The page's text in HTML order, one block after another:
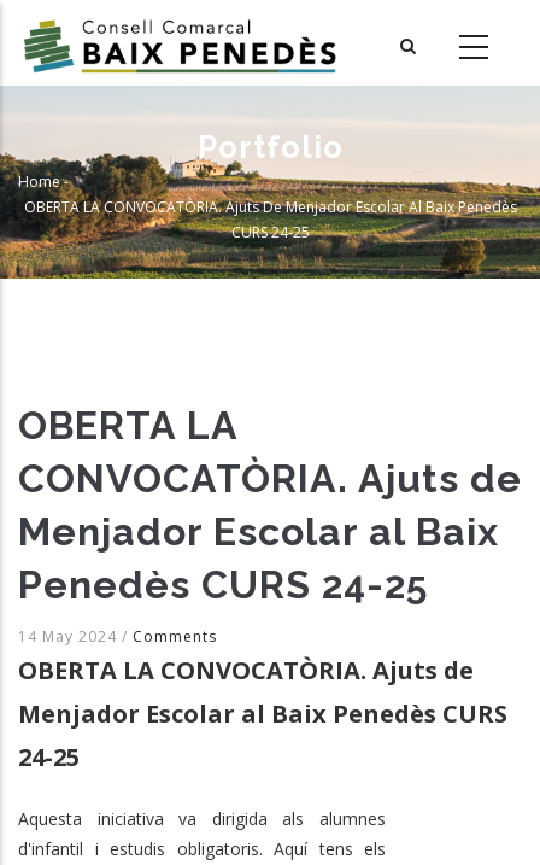
main
Portfolio
Breadcrumb
Home-
OBERTA LA CONVOCATÒRIA. Ajuts De Menjador Escolar Al Baix Penedès
CURS 24-25
OBERTA LA
CONVOCATÒRIA. Ajuts de
Menjador Escolar al Baix
Penedès CURS 24-25
14 May 2024 / Comments
OBERTA LA CONVOCATÒRIA. Ajuts de
Menjador Escolar al Baix Penedès CURS
24-25
Aquesta iniciativa va dirigida als alumnes
d'infantil i estudis obligatoris. Aquí tens els